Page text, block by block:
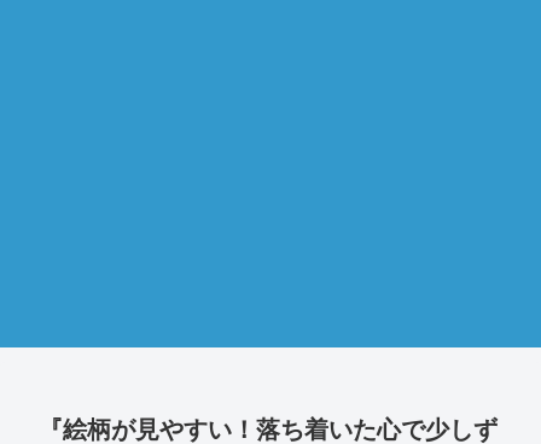
『絵柄が見やすい！落ち着いた心で少しず